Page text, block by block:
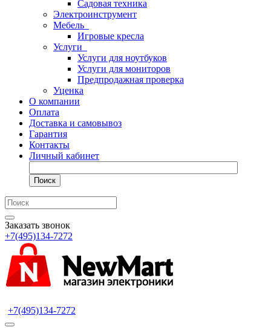
Садовая техника
Электроинструмент
Мебель
Игровые кресла
Услуги
Услуги для ноутбуков
Услуги для мониторов
Предпродажная проверка
Уценка
О компании
Оплата
Доставка и самовывоз
Гарантия
Контакты
Личный кабинет
Поиск
Заказать звонок
+7(495)134-7272
+7(495)134-7272